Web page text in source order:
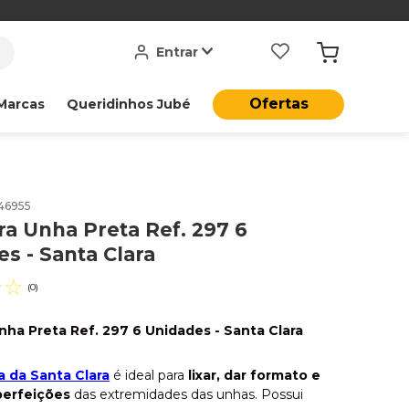
Entrar
Queridinhos Jubé Ofertas
Unha Preta Ref. 297 6
- Santa Clara
☆ (0)
Preta Ref. 297 6 Unidades - Santa Clara
da Santa Clara é ideal para lixar, dar formato e
das extremidades das unhas. Possui